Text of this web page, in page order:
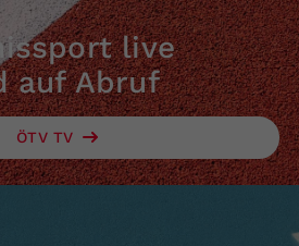
live
auf Abruf
ÖTV TV